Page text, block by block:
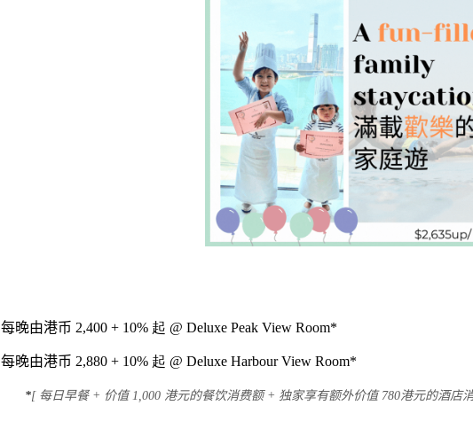
每晚由港币 2,400 + 10% 起 @ Deluxe Peak View Room*
每晚由港币 2,880 + 10% 起 @ Deluxe Harbour View Room*
*[ 每日早餐 + 价值 1,000 港元的餐饮消费额 + 独家享有额外价值 780港元的酒店